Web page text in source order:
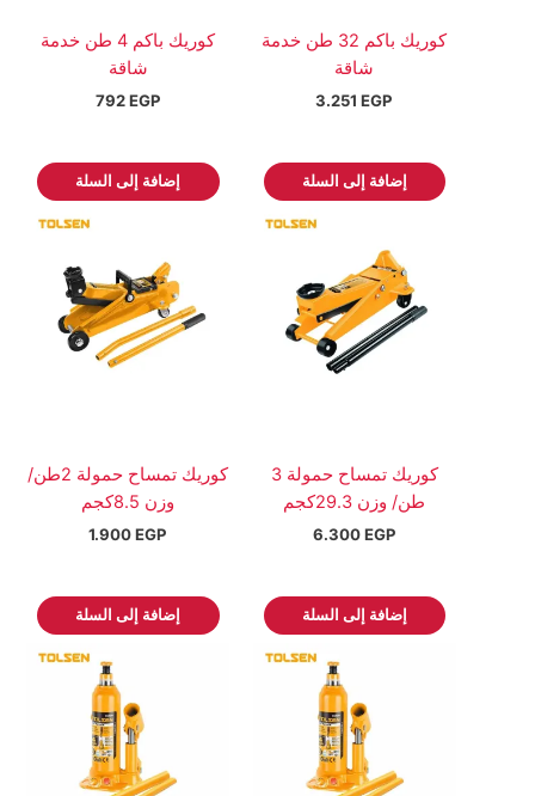
كوريك باكم 32 طن خدمة
شاقة
3.251EGP
إضافة إلى السلة
كوريك باكم 4 طن خدمة
شاقة
792EGP
إضافة إلى السلة
كوريك تمساح حمولة 3
طن/ وزن 29.3كجم
6.300EGP
إضافة إلى السلة
كوريك تمساح حمولة 2طن/
وزن 8.5كجم
1.900EGP
إضافة إلى السلة